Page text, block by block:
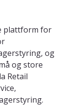
plattform for
og
og store
Retail